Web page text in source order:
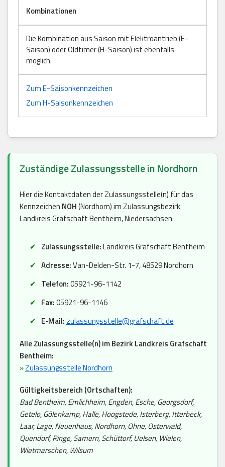
Kombinationen
Die Kombination aus Saison mit Elektroantrieb (E-
Saison) oder Oldtimer (H-Saison) ist ebenfalls
möglich.
Zum E-Saisonkennzeichen
Zum H-Saisonkennzeichen
Zuständige Zulassungsstelle in Nordhorn
Hier die Kontaktdaten der Zulassungsstelle(n) für das
Kennzeichen NOH(Nordhorn) im Zulassungsbezirk
Landkreis Grafschaft Bentheim, Niedersachsen:
Zulassungsstelle:Landkreis Grafschaft Bentheim
Adresse:Van-Delden-Str. 1-7, 48529 Nordhorn
Telefon:05921-96-1142
Fax:05921-96-1146
E-Mail: zulassungsstelle@grafschaft.de
Alle Zulassungsstelle(n) im Bezirk Landkreis Grafschaft
Bentheim:
»Zulassungsstelle Nordhorn
Gültigkeitsbereich (Ortschaften):
Bad Bentheim, Emlichheim, Engden, Esche, Georgsdorf,
Getelo, Gölenkamp, Halle, Hoogstede, Isterberg, Itterbeck,
Laar, Lage, Neuenhaus, Nordhorn, Ohne, Osterwald,
Quendorf, Ringe, Samern, Schüttorf, Uelsen, Wielen,
Wietmarschen, Wilsum